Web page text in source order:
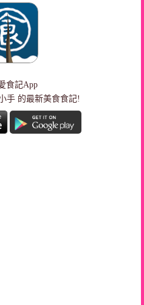
食記App
手 的最新美食食記!